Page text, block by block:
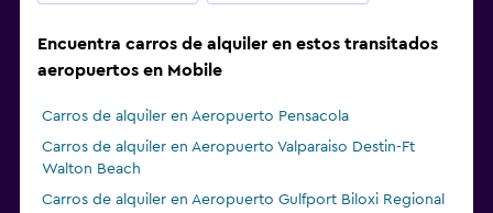
Encuentra carros de alquiler en estos transitados
aeropuertos en Mobile
Carros de alquiler en Aeropuerto Pensacola
Carros de alquiler en Aeropuerto Valparaiso Destin-Ft
Walton Beach
Carros de alquiler en Aeropuerto Gulfport Biloxi Regional